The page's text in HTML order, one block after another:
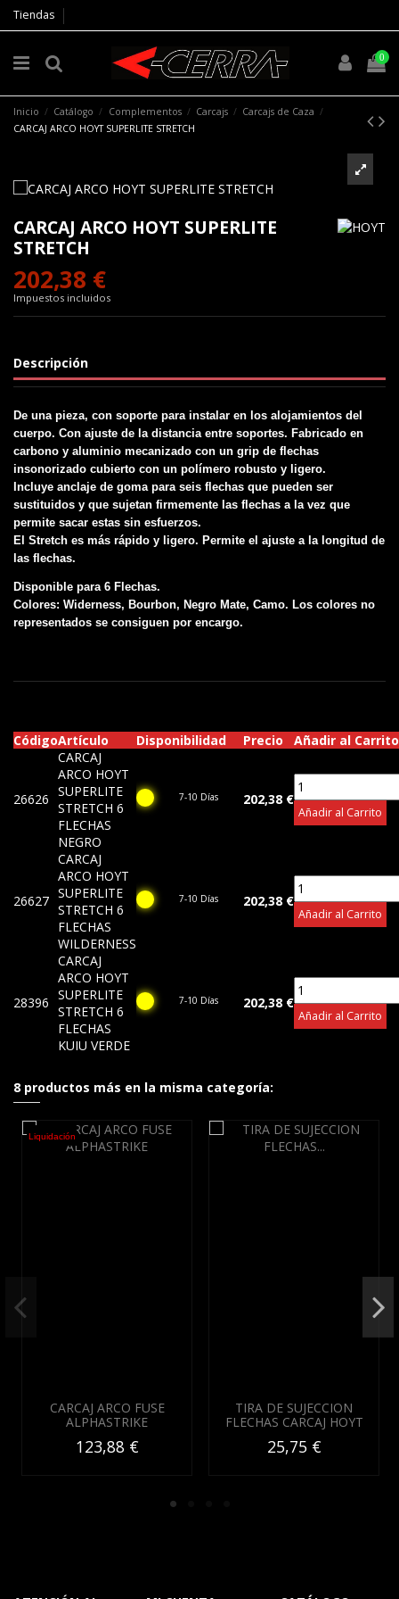
Tiendas
0
Inicio Catálogo Complementos Carcajs
Carcajs de Caza
CARCAJ ARCO HOYT SUPERLITE STRETCH
CARCAJ ARCO HOYT SUPERLITE
STRETCH
202,38 €
Impuestos incluidos
Descripción
De una pieza, con soporte para instalar en los alojamientos del
cuerpo. Con ajuste de la distancia entre soportes. Fabricado en
carbono y aluminio mecanizado con un grip de flechas
insonorizado cubierto con un polímero robusto y ligero.
Incluye anclaje de goma para seis flechas que pueden ser
sustituidos y que sujetan firmemente las flechas a la vez que
permite sacar estas sin esfuerzos.
El Stretch es más rápido y ligero. Permite el ajuste a la longitud de
las flechas.
Disponible para 6 Flechas.
Colores: Widerness, Bourbon, Negro Mate, Camo. Los colores no
representados se consiguen por encargo.
CódigoArtículo Disponibilidad Precio Añadir al Carrito
26626
CARCAJ
ARCO HOYT
SUPERLITE
STRETCH 6
FLECHAS
NEGRO
7-10 Días 202,38 €
Añadir al Carrito
26627
CARCAJ
ARCO HOYT
SUPERLITE
STRETCH 6
FLECHAS
WILDERNESS
7-10 Días 202,38 €
Añadir al Carrito
28396
CARCAJ
ARCO HOYT
SUPERLITE
STRETCH 6
FLECHAS
KUIU VERDE
7-10 Días 202,38 €
Añadir al Carrito
8 productos más en la misma categoría:
Liquidación
CARCAJ ARCO FUSE
ALPHASTRIKE
123,88 €
TIRA DE SUJECCION
FLECHAS CARCAJ HOYT
25,75 €